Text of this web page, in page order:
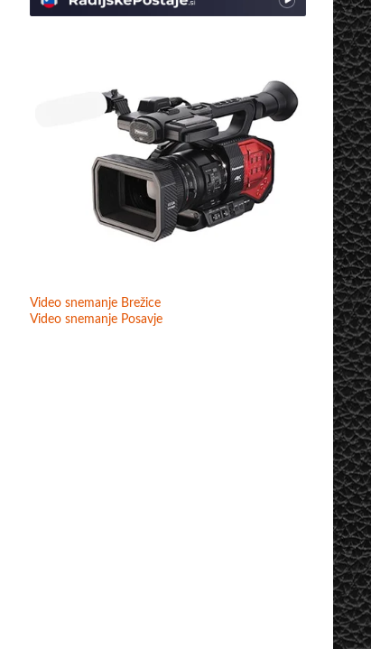
Video snemanje Brežice
Video snemanje Posavje